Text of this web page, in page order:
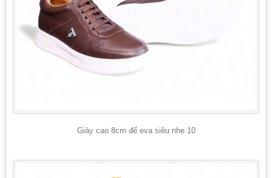
Giày cao 8cm đế eva siêu nhẹ 10